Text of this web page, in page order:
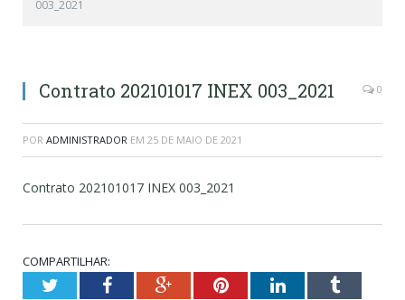
003_2021
Contrato 202101017 INEX 003_2021 0
POR ADMINISTRADOR EM 25 DE MAIO DE 2021
Contrato 202101017 INEX 003_2021
COMPARTILHAR:
TwitterFacebookGoogle+PinterestLinkedInTumblr